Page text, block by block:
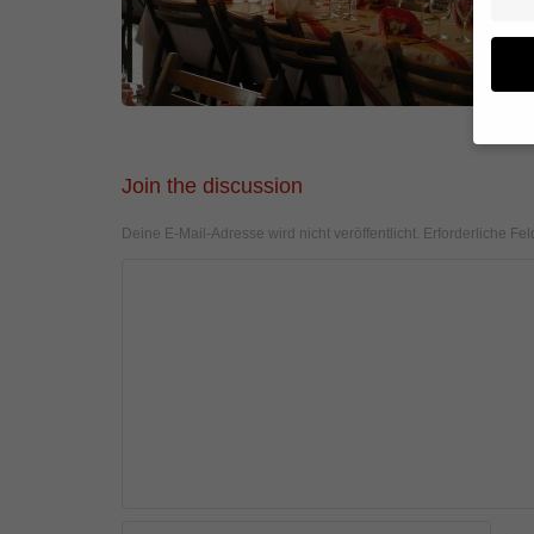
Join the discussion
Deine E-Mail-Adresse wird nicht veröffentlicht. Erforderliche
Wir